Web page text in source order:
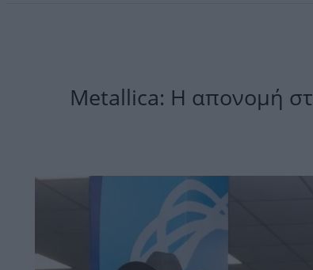
Metallica: Η απονομή